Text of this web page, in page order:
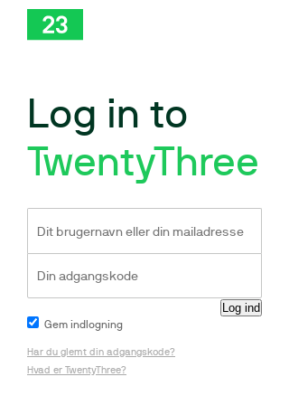
Log in to
TwentyThree
Gem indlogning
Har du glemt din adgangskode?
Hvad er TwentyThree?